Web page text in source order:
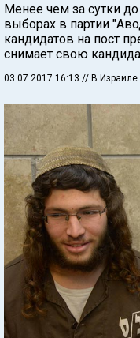
Менее чем за сутки
выборах в партии
кандидатов на пост
снимает свою
03.07.2017 16:13 // В Израиле